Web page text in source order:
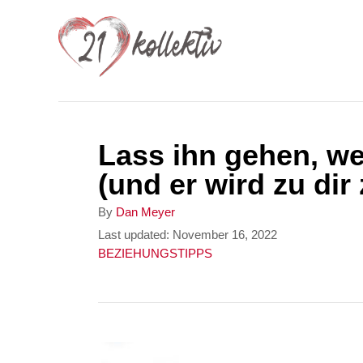
Lass ihn gehen,
(und er wird zu dir
By A
u
t
r
Dan Meyer
P
o
Last updated: November 16, 2022
C
BEZIEHUNGSTIPPS